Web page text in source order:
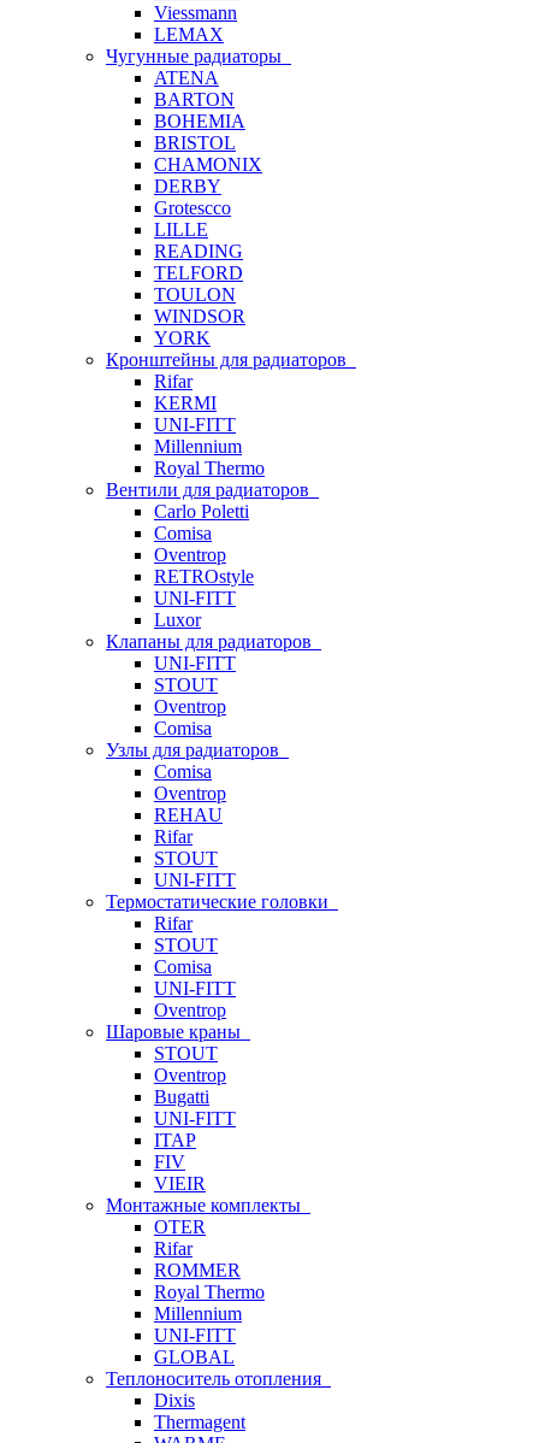
Viessmann
LEMAX
Чугунные радиаторы
ATENA
BARTON
BOHEMIA
BRISTOL
CHAMONIX
DERBY
Grotescco
LILLE
READING
TELFORD
TOULON
WINDSOR
YORK
Кронштейны для радиаторов
Rifar
KERMI
UNI-FITT
Millennium
Royal Thermo
Вентили для радиаторов
Carlo Poletti
Comisa
Oventrop
RETROstyle
UNI-FITT
Luxor
Клапаны для радиаторов
UNI-FITT
STOUT
Oventrop
Comisa
Узлы для радиаторов
Comisa
Oventrop
REHAU
Rifar
STOUT
UNI-FITT
Термостатические головки
Rifar
STOUT
Comisa
UNI-FITT
Oventrop
Шаровые краны
STOUT
Oventrop
Bugatti
UNI-FITT
ITAP
FIV
VIEIR
Монтажные комплекты
OTER
Rifar
ROMMER
Royal Thermo
Millennium
UNI-FITT
GLOBAL
Теплоноситель отопления
Dixis
Thermagent